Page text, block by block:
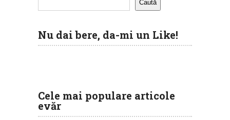
Caută
Nu dai bere, da-mi un Like!
Cele mai populare articole
evăr